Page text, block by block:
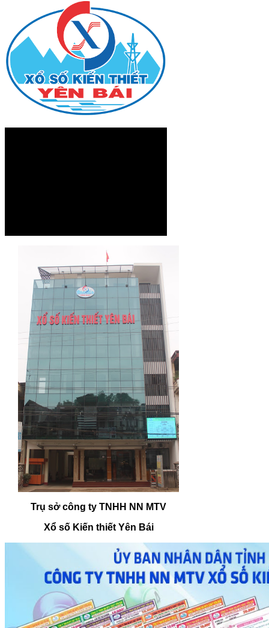
Trụ sở công ty TNHH NN MTV
Xổ số Kiến thiết Yên Bái